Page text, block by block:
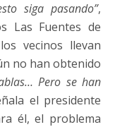
siga pasando”,
Las Fuentes de
vecinos llevan
no han obtenido
Pero se han
el presidente
él, el problema